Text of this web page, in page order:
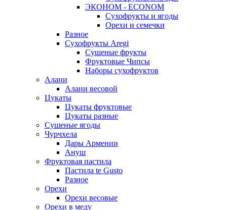
ЭКОНОМ - ECONOM
Сухофрукты и ягоды
Орехи и семечки
Разное
Сухофрукты Aregi
Сушеные фрукты
Фруктовые Чипсы
Наборы сухофруктов
Алани
Алани весовой
Цукаты
Цукаты фруктовые
Цукаты разные
Сушеные ягоды
Чурчхела
Дары Армении
Ануш
Фруктовая пастила
Пастила te Gusto
Разное
Орехи
Орехи весовые
Орехи в меду